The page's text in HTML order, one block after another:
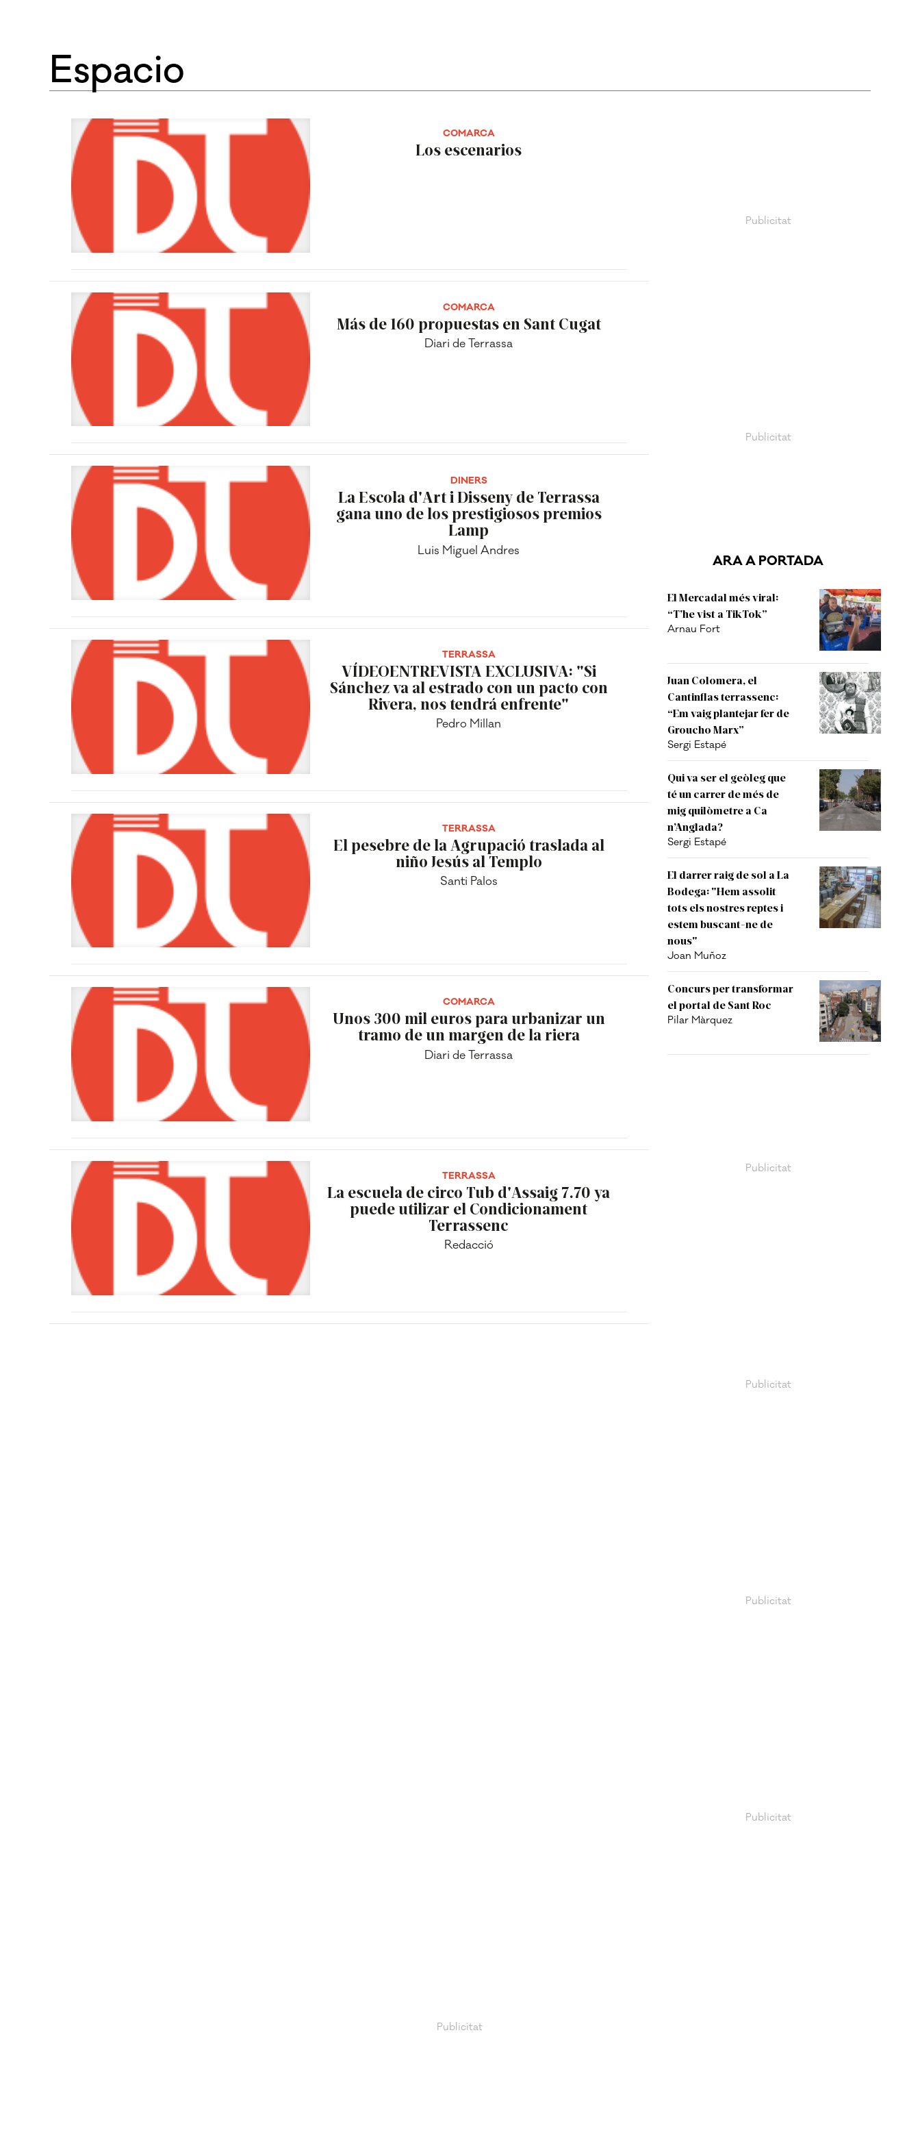
Espacio
COMARCA
Los escenarios
COMARCA
Más de 160 propuestas en Sant Cugat
Diari de Terrassa
DINERS
La Escola d'Art i Disseny de Terrassa
gana uno de los prestigiosos premios
Lamp
Luis Miguel Andres
TERRASSA
VÍDEOENTREVISTA EXCLUSIVA: "Si
Sánchez va al estrado con un pacto con
Rivera, nos tendrá enfrente"
Pedro Millan
TERRASSA
El pesebre de la Agrupació traslada al
niño Jesús al Templo
Santi Palos
COMARCA
Unos 300 mil euros para urbanizar un
tramo de un margen de la riera
Diari de Terrassa
TERRASSA
La escuela de circo Tub d'Assaig 7.70 ya
puede utilizar el Condicionament
Terrassenc
Redacció
ARA A PORTADA
El Mercadal més viral:
“T’he vist a TikTok”
Arnau Fort
Juan Colomera, el
Cantinflas terrassenc:
“Em vaig plantejar fer de
Groucho Marx”
Sergi Estapé
Qui va ser el geòleg que
té un carrer de més de
mig quilòmetre a Ca
n’Anglada?
Sergi Estapé
El darrer raig de sol a La
Bodega: "Hem assolit
tots els nostres reptes i
estem buscant-ne de
nous"
Joan Muñoz
Concurs per transformar
el portal de Sant Roc
Pilar Màrquez